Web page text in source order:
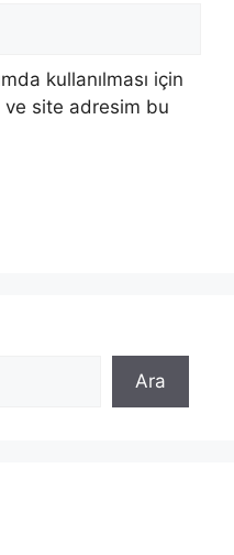
kullanılması için
ve site adresim bu
Ara